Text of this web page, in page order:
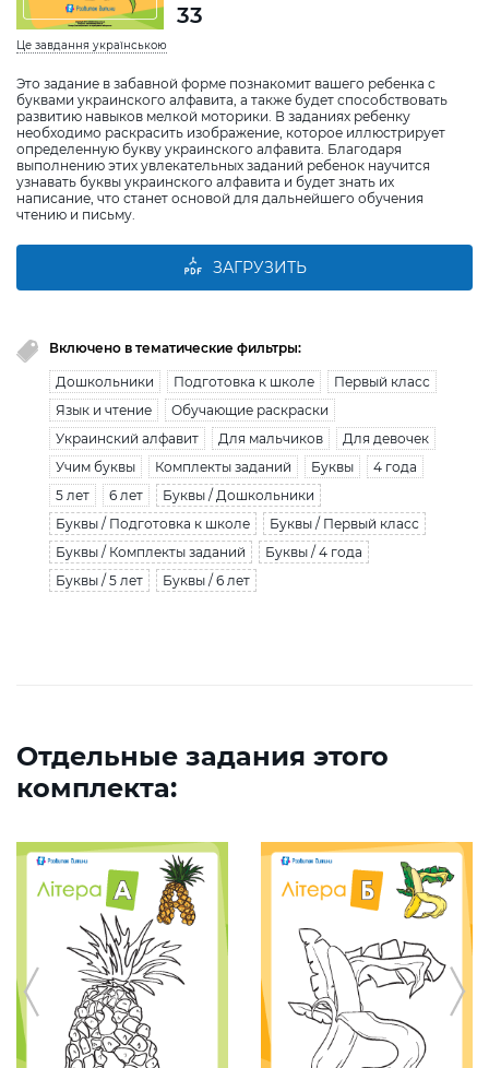
Це завдання українською
Это задание в забавной форме познакомит вашего ребенка с
буквами украинского алфавита, а также будет способствовать
развитию навыков мелкой моторики. В заданиях ребенку
необходимо раскрасить изображение, которое иллюстрирует
определенную букву украинского алфавита. Благодаря
выполнению этих увлекательных заданий ребенок научится
узнавать буквы украинского алфавита и будет знать их
написание, что станет основой для дальнейшего обучения
чтению и письму.
33
ЗАГРУЗИТЬ
Включено в тематические фильтры:
Дошкольники Подготовка к школе
Первый класс
Язык и чтение
Обучающие раскраски
Украинский алфавит
Для мальчиков
Для девочек
Учим буквы
Комплекты заданий Буквы
4 года
5 лет
6 лет
Буквы / Дошкольники
Буквы / Подготовка к школе
Буквы / Первый класс
Буквы / Комплекты заданий
Буквы / 4 года
Буквы / 5 лет
Буквы / 6 лет
Отдельные задания этого
комплекта: